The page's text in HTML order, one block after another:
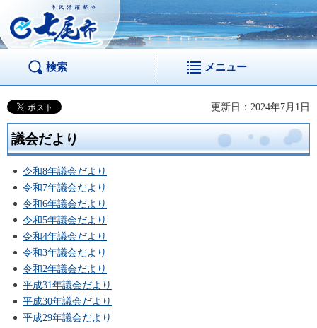
市民活躍都市 七尾
市
検索 メニュー
更新日：2024年7月1日
議会だより
令和8年議会だより
令和7年議会だより
令和6年議会だより
令和5年議会だより
令和4年議会だより
令和3年議会だより
令和2年議会だより
平成31年議会だより
平成30年議会だより
平成29年議会だより